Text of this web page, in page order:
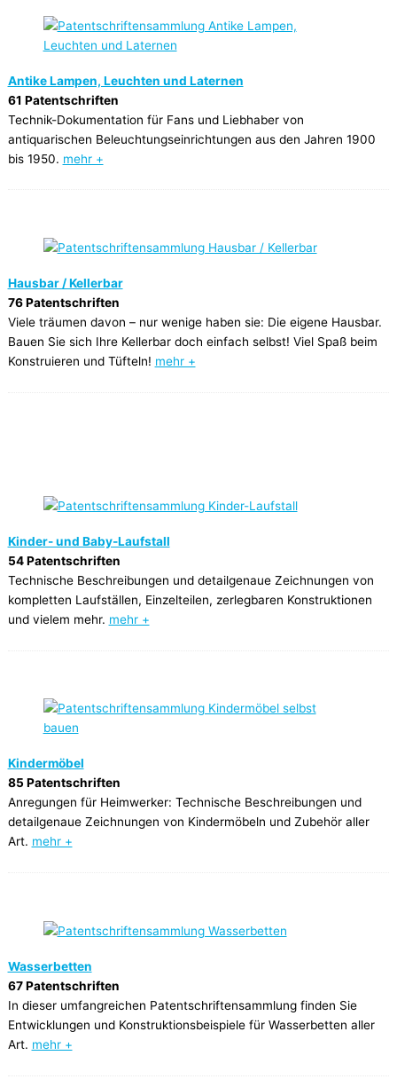
Antike Lampen, Leuchten und Laternen
61 Patentschriften
Technik-Dokumentation für Fans und Liebhaber von
antiquarischen Beleuchtungseinrichtungen aus den Jahren 1900
bis 1950. mehr +
Hausbar / Kellerbar
76 Patentschriften
Viele träumen davon – nur wenige haben sie: Die eigene Hausbar.
Bauen Sie sich Ihre Kellerbar doch einfach selbst! Viel Spaß beim
Konstruieren und Tüfteln! mehr +
Kinder- und Baby-Laufstall
54 Patentschriften
Technische Beschreibungen und detailgenaue Zeichnungen von
kompletten Laufställen, Einzelteilen, zerlegbaren Konstruktionen
und vielem mehr. mehr +
Kindermöbel
85 Patentschriften
Anregungen für Heimwerker: Technische Beschreibungen und
detailgenaue Zeichnungen von Kindermöbeln und Zubehör aller
Art. mehr +
Wasserbetten
67 Patentschriften
In dieser umfangreichen Patentschriftensammlung finden Sie
Entwicklungen und Konstruktionsbeispiele für Wasserbetten aller
Art. mehr +